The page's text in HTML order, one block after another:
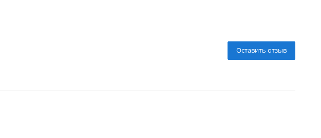
Оставить отзыв